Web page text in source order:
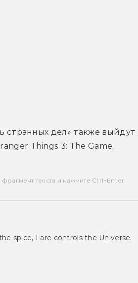
странных дел» также выйдут
Things 3: The Game.
текста и нажмите Ctrl+Enter.
spice, I are controls the Universe.